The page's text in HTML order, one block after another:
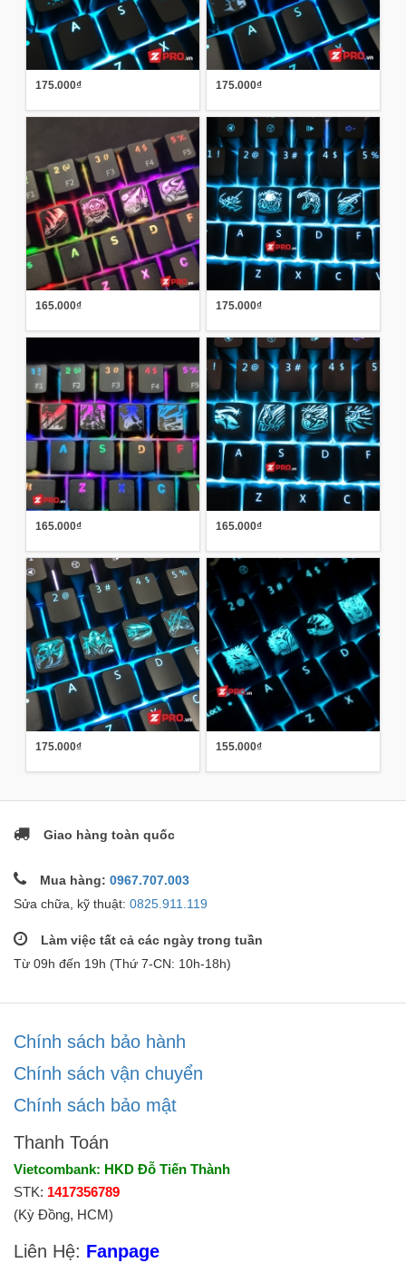
175.000₫ 175.000₫
165.000₫ 175.000₫
165.000₫ 165.000₫
175.000₫ 155.000₫
Giao hàng toàn quốc
Mua hàng: 0967.707.003
Sửa chữa, kỹ thuật: 0825.911.119
Làm việc tất cả các ngày trong tuần
Từ 09h đến 19h (Thứ 7-CN: 10h-18h)
Chính sách bảo hành
Chính sách vận chuyển
Chính sách bảo mật
Thanh Toán
Vietcombank: HKD Đỗ Tiến Thành
STK: 1417356789
(Kỳ Đồng, HCM)
Liên Hệ: Fanpage